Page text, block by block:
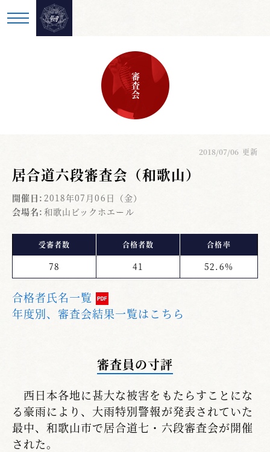
審査会
2018/07/06 更新
居合道六段審査会（和歌山）
開催日: 2018年07月06日（金）
会場名: 和歌山ビックホエール
受審者数 合格者数 合格率
78 41 52.6%
合格者氏名一覧
年度別、審査会結果一覧はこちら
審査員の寸評
西日本各地に甚大な被害をもたらすことにな
る豪雨により、大雨特別警報が発表されていた
最中、和歌山市で居合道七・六段審査会が開催
された。